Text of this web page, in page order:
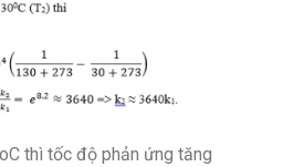
thì tốc độ phản ứng tăng